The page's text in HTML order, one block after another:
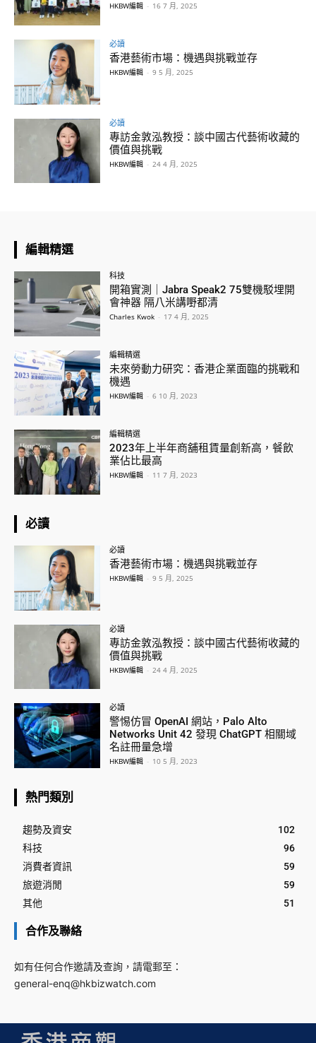
HKBW編輯 - 16 7 月, 2025
必讀
香港藝術市場：機遇與挑戰並存
HKBW編輯 - 9 5 月, 2025
必讀
專訪金敦泓教授：談中國古代藝術收藏的
價值與挑戰
HKBW編輯 - 24 4 月, 2025
編輯精選
科技
開箱實測｜Jabra Speak2 75雙機駁埋開
會神器 隔八米講嘢都清
Charles Kwok - 17 4 月, 2025
編輯精選
未來勞動力研究：香港企業面臨的挑戰和
機遇
HKBW編輯 - 6 10 月, 2023
編輯精選
2023年上半年商舖租賃量創新高，餐飲
業佔比最高
HKBW編輯 - 11 7 月, 2023
必讀
必讀
香港藝術市場：機遇與挑戰並存
HKBW編輯 - 9 5 月, 2025
必讀
專訪金敦泓教授：談中國古代藝術收藏的
價值與挑戰
HKBW編輯 - 24 4 月, 2025
必讀
警惕仿冒 OpenAI 網站，Palo Alto
Networks Unit 42 發現 ChatGPT 相關域
名註冊量急增
HKBW編輯 - 10 5 月, 2023
熱門類別
趨勢及資安
102
科技
96
消費者資訊
59
旅遊消閒
59
其他
51
合作及聯絡
如有任何合作邀請及查詢，請電郵至：
general-enq@hkbizwatch.com